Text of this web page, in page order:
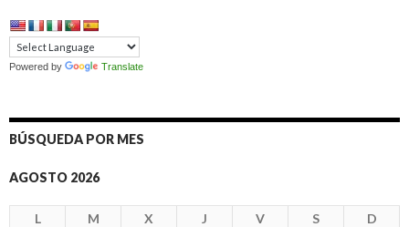
Powered by Translate
BÚSQUEDA POR MES
AGOSTO 2026
L M X J V S
D